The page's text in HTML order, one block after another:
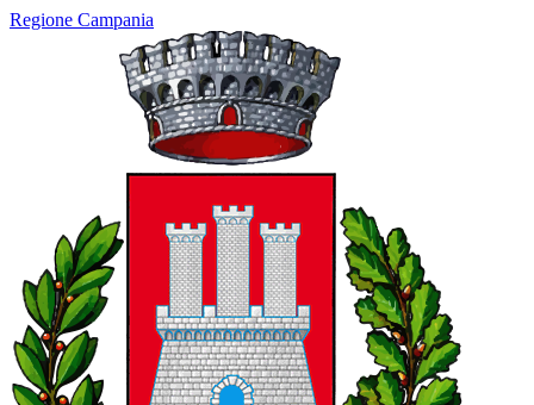
Regione Campania